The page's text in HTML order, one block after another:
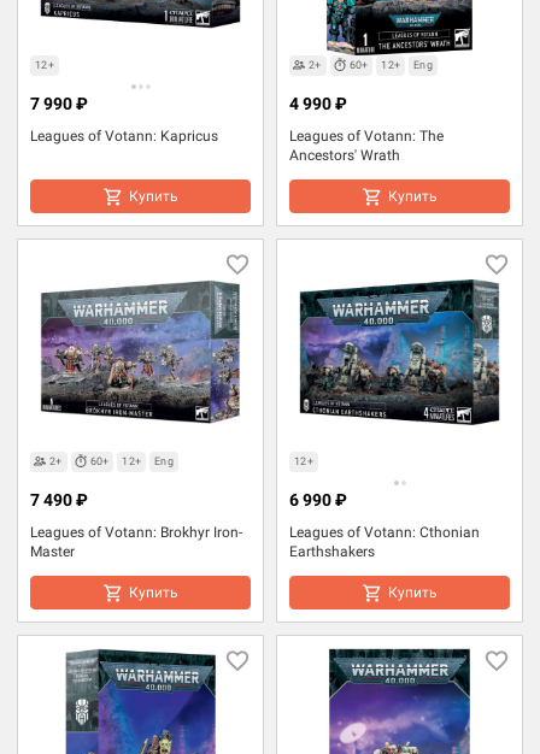
12+
Leagues of Votann: Kapricus
7 990 ₽
Купить
2+ 60+ 12+ Eng
Leagues of Votann: The
Ancestors' Wrath
4 990 ₽
Купить
2+ 60+ 12+ Eng
Leagues of Votann: Brokhyr Iron-
Master
7 490 ₽
Купить
12+
Leagues of Votann: Cthonian
Earthshakers
6 990 ₽
Купить